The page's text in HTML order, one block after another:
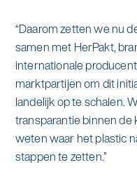
“Daarom zetten we nu
samen met HerPakt,
internationale
marktpartijen om dit
landelijk op te schalen.
transparantie binnen de
weten waar het plastic
stappen te zetten.”